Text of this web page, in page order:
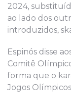
2024,
ao lado dos
introduzidos,
Espinós disse
Comitê
forma que o
Jogos